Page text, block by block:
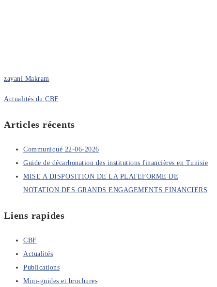
zayani Makram
Actualités du CBF
Articles récents
Communiqué 22-06-2026
Guide de décarbonation des institutions financières en Tunisie
MISE A DISPOSITION DE LA PLATEFORME DE
NOTATION DES GRANDS ENGAGEMENTS FINANCIERS
Liens rapides
CBF
Actualités
Publications
Mini-guides et brochures